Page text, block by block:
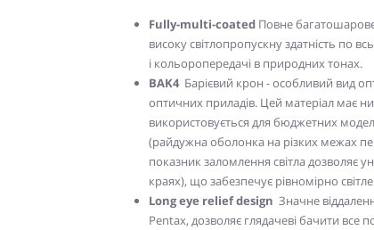
Fully-multi-coated Повне
високу світлопропускну здатність по
і кольоропередачі в природних тонах.
BAK4 Барієвий крон - особливий вид
оптичних приладів. Цей матеріал має
використовується для бюджетних
(райдужна оболонка на різких межах
показник заломлення світла дозволяє
краях), що забезпечує рівномірно
Long eye relief design Значне
Pentax, дозволяє глядачеві бачити все